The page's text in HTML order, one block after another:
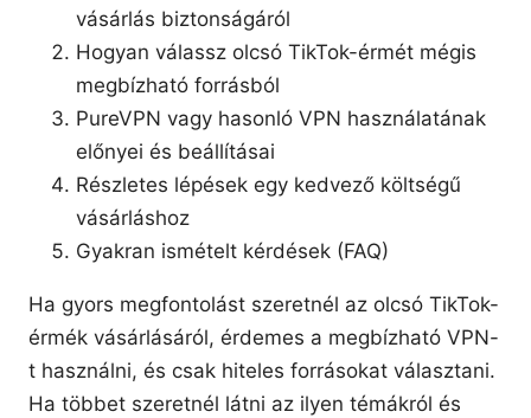
vásárlás biztonságáról
Hogyan válassz olcsó TikTok-érmét mégis
megbízható forrásból
PureVPN vagy hasonló VPN használatának
előnyei és beállításai
Részletes lépések egy kedvező költségű
vásárláshoz
Gyakran ismételt kérdések (FAQ)
Ha gyors megfontolást szeretnél az olcsó TikTok-
érmék vásárlásáról, érdemes a megbízható VPN-
t használni, és csak hiteles forrásokat választani.
Ha többet szeretnél látni az ilyen témákról és